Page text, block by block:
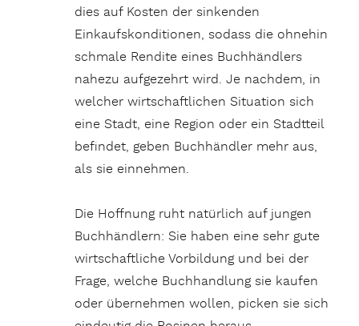
dies auf Kosten der sinkenden
Einkaufskonditionen, sodass die ohnehin
schmale Rendite eines Buchhändlers
nahezu aufgezehrt wird. Je nachdem, in
welcher wirtschaftlichen Situation sich
eine Stadt, eine Region oder ein Stadtteil
befindet, geben Buchhändler mehr aus,
als sie einnehmen.
Die Hoffnung ruht natürlich auf jungen
Buchhändlern: Sie haben eine sehr gute
wirtschaftliche Vorbildung und bei der
Frage, welche Buchhandlung sie kaufen
oder übernehmen wollen, picken sie sich